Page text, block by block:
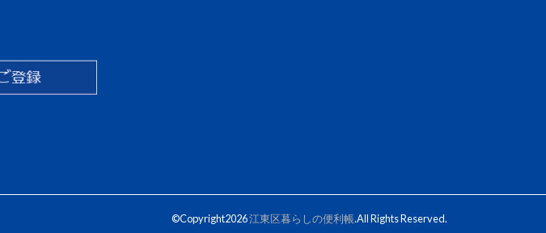
©Copyright2026江東区暮らしの便利帳.All Rights Reserved.